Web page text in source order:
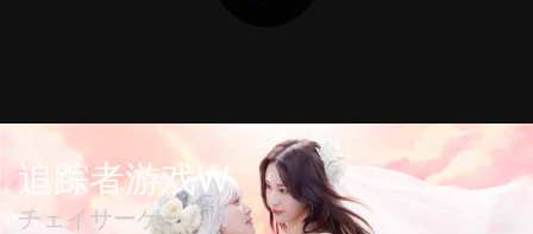
追踪者游戏W
チェイサーゲームW